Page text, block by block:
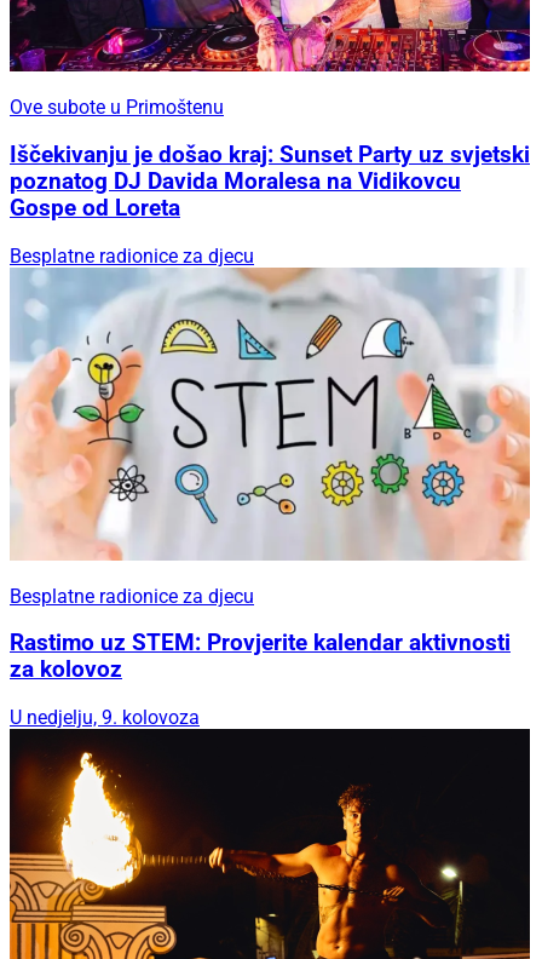
Ove subote u Primoštenu
Iščekivanju je došao kraj: Sunset Party uz svjetski
poznatog DJ Davida Moralesa na Vidikovcu
Gospe od Loreta
Besplatne radionice za djecu
Besplatne radionice za djecu
Rastimo uz STEM: Provjerite kalendar aktivnosti
za kolovoz
U nedjelju, 9. kolovoza